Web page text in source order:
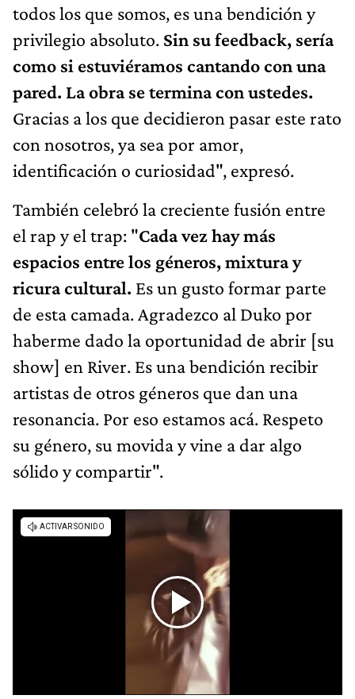
todos los que somos, es una bendición y
privilegio absoluto. Sin su feedback, sería
como si estuviéramos cantando con una
pared. La obra se termina con ustedes.
Gracias a los que decidieron pasar este rato
con nosotros, ya sea por amor,
identificación o curiosidad", expresó.
También celebró la creciente fusión entre
el rap y el trap: "Cada vez hay más
espacios entre los géneros, mixtura y
ricura cultural. Es un gusto formar parte
de esta camada. Agradezco al Duko por
haberme dado la oportunidad de abrir [su
show] en River. Es una bendición recibir
artistas de otros géneros que dan una
resonancia. Por eso estamos acá. Respeto
su género, su movida y vine a dar algo
sólido y compartir".